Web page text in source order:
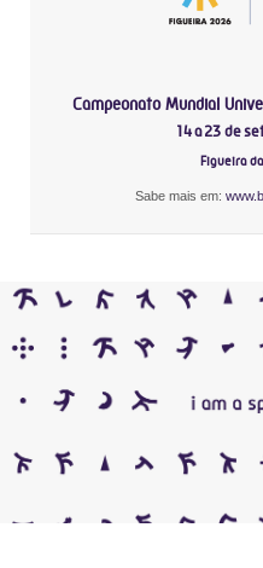
Campeonato Mundial
14 a 23 de
Figueira
Sabe mais em: